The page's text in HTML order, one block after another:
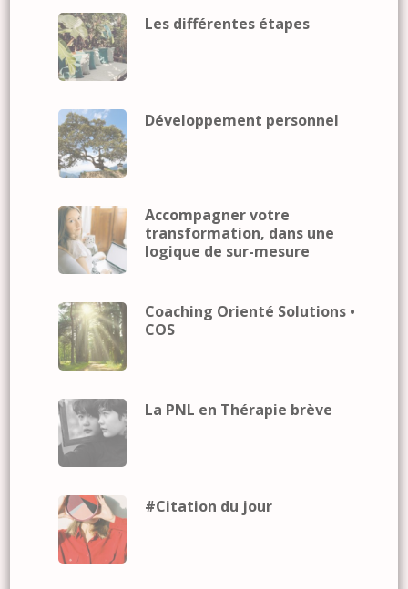
Les différentes étapes
Développement personnel
Accompagner votre
transformation, dans une
logique de sur-mesure
Coaching Orienté Solutions •
COS
La PNL en Thérapie brève
#Citation du jour